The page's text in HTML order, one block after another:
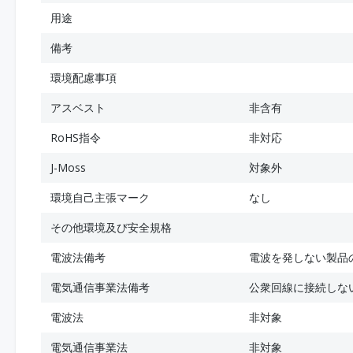
用途
備考
環境配慮事項
アスベスト
非含有
RoHS指令
非対応
J-Moss
対象外
環境自己主張マーク
なし
その他環境及び安全規格
電波法備考
電波を発しない製品
電気通信事業法備考
公衆回線に接続しな
電波法
非対象
電気通信事業法
非対象